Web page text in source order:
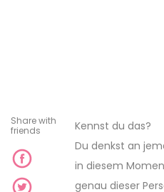
Share with
friends
Kennst du das?
Du denkst an
in diesem
genau dieser